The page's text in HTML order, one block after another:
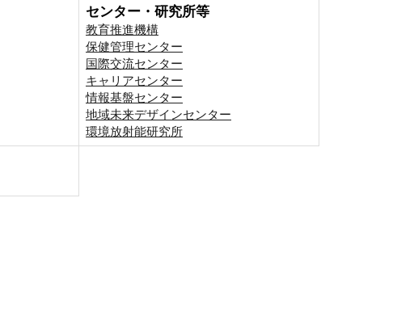
センター・研究所等
教育推進機構
保健管理センター
国際交流センター
キャリアセンター
情報基盤センター
地域未来デザインセンター
環境放射能研究所